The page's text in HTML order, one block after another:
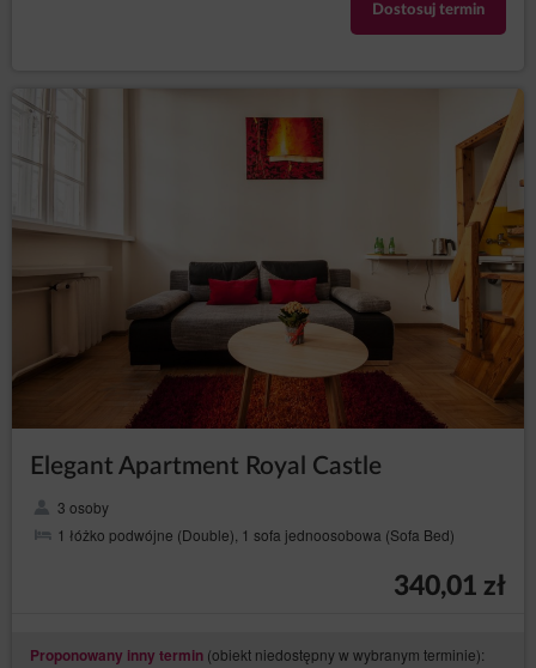
Dostosuj termin
Elegant Apartment Royal Castle
3 osoby
1 łóżko podwójne (Double), 1 sofa jednoosobowa (Sofa Bed)
340,01 zł
Proponowany inny termin (obiekt niedostępny w wybranym terminie):